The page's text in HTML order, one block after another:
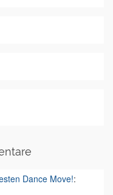
Dance Move!: